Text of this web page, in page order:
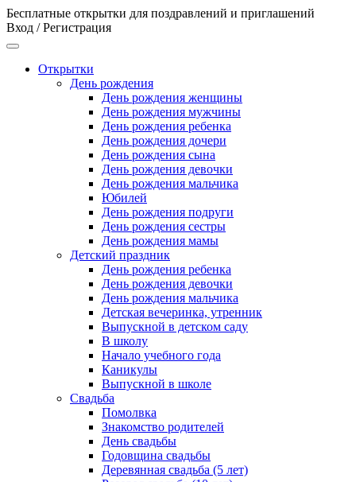
Бесплатные открытки для поздравлений и приглашений
Вход / Регистрация
Открытки
День рождения
День рождения женщины
День рождения мужчины
День рождения ребенка
День рождения дочери
День рождения сына
День рождения девочки
День рождения мальчика
Юбилей
День рождения подруги
День рождения сестры
День рождения мамы
Детский праздник
День рождения ребенка
День рождения девочки
День рождения мальчика
Детская вечеринка, утренник
Выпускной в детском саду
В школу
Начало учебного года
Каникулы
Выпускной в школе
Свадьба
Помолвка
Знакомство родителей
День свадьбы
Годовщина свадьбы
Деревянная свадьба (5 лет)